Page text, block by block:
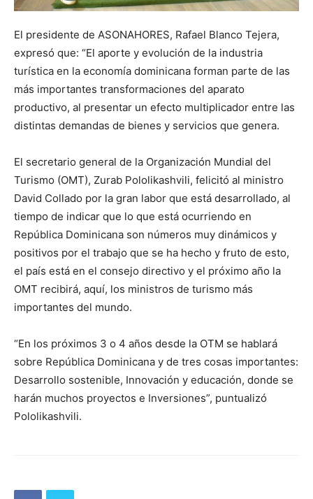
El presidente de ASONAHORES, Rafael Blanco Tejera,
expresó que: “El aporte y evolución de la industria
turística en la economía dominicana forman parte de las
más importantes transformaciones del aparato
productivo, al presentar un efecto multiplicador entre las
distintas demandas de bienes y servicios que genera.
El secretario general de la Organización Mundial del
Turismo (OMT), Zurab Pololikashvili, felicitó al ministro
David Collado por la gran labor que está desarrollado, al
tiempo de indicar que lo que está ocurriendo en
República Dominicana son números muy dinámicos y
positivos por el trabajo que se ha hecho y fruto de esto,
el país está en el consejo directivo y el próximo año la
OMT recibirá, aquí, los ministros de turismo más
importantes del mundo.
“En los próximos 3 o 4 años desde la OTM se hablará
sobre República Dominicana y de tres cosas importantes:
Desarrollo sostenible, Innovación y educación, donde se
harán muchos proyectos e Inversiones”, puntualizó
Pololikashvili.